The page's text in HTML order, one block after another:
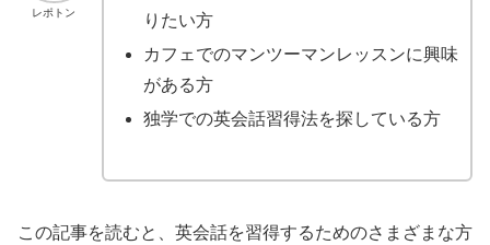
レポトン
りたい方
カフェでのマンツーマンレッスンに興味
がある方
独学での英会話習得法を探している方
この記事を読むと、英会話を習得するためのさまざまな方